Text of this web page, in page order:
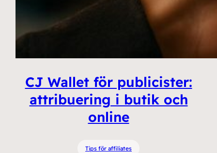
CJ Wallet för publicister:
attribuering i butik och
online
Tips för affiliates